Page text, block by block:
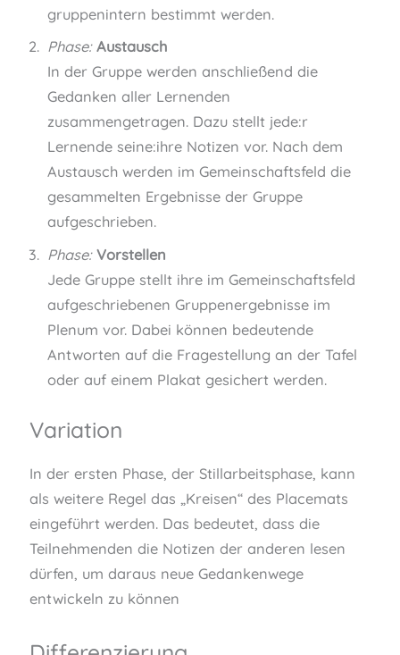
gruppenintern bestimmt werden.
Phase: Austausch
In der Gruppe werden anschließend die
Gedanken aller Lernenden
zusammengetragen. Dazu stellt jede:r
Lernende seine:ihre Notizen vor. Nach dem
Austausch werden im Gemeinschaftsfeld die
gesammelten Ergebnisse der Gruppe
aufgeschrieben.
Phase: Vorstellen
Jede Gruppe stellt ihre im Gemeinschaftsfeld
aufgeschriebenen Gruppenergebnisse im
Plenum vor. Dabei können bedeutende
Antworten auf die Fragestellung an der Tafel
oder auf einem Plakat gesichert werden.
Variation
In der ersten Phase, der Stillarbeitsphase, kann
als weitere Regel das „Kreisen“ des Placemats
eingeführt werden. Das bedeutet, dass die
Teilnehmenden die Notizen der anderen lesen
dürfen, um daraus neue Gedankenwege
entwickeln zu können